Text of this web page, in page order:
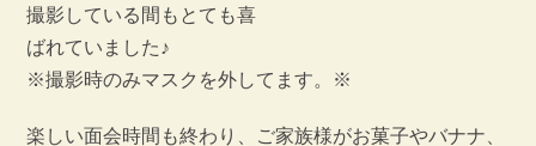
撮影している間もとても喜
ばれていました♪
※撮影時のみマスクを外してます。※
楽しい面会時間も終わり、ご家族様がお菓子やバナナ、